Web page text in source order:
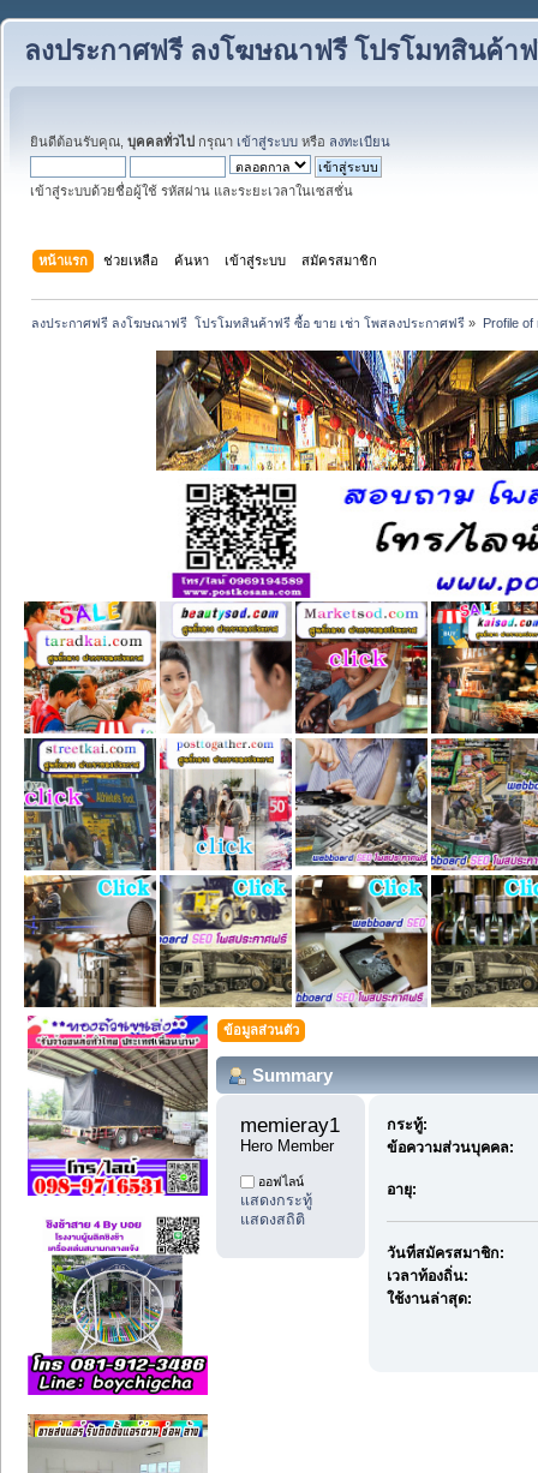
ลงประกาศฟรี ลงโฆษณาฟรี โปรโมทสินค้า
ยินดีต้อนรับคุณ, บุคคลทั่วไป กรุณา เข้าสู่ระบบ หรือ ลงทะเบียน
เข้าสู่ระบบด้วยชื่อผู้ใช้ รหัสผ่าน และระยะเวลาในเซสชั่น
หน้าแรก ช่วยเหลือ ค้นหา เข้าสู่ระบบ สมัครสมาชิก
ลงประกาศฟรี ลงโฆษณาฟรี  โปรโมทสินค้าฟรี ซื้อ ขาย เช่า โพสลงประกาศฟรี » Profile of
ข้อมูลส่วนตัว
Summary
memieray1
Hero Member
ออฟไลน์
แสดงกระทู้
แสดงสถิติ
กระทู้:
ข้อความส่วนบุคคล:
อายุ:
วันที่สมัครสมาชิก:
เวลาท้องถิ่น:
ใช้งานล่าสุด: